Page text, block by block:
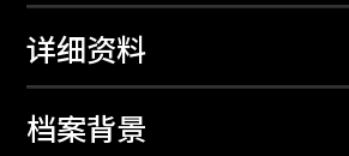
详细资料
档案背景